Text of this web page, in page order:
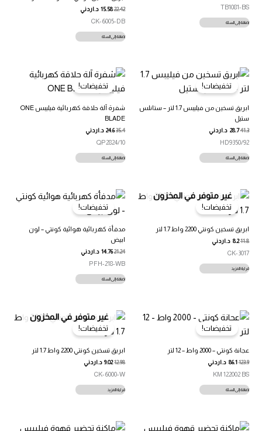
TB1081-BS
إضافة إلى السلة
22.42
15.58 د.اردني
CK-6005-DB
إضافة إلى السلة
تخفيضات!
ابريق تسخين من فيليبس 1.7 لتر – ستانلس
ستيل
41.3
28.7 د.اردني
HD9350/92
إضافة إلى السلة
تخفيضات!
شفرة آلة حلاقة كهربائية فيليبس ONE
BLADE
35.4
24.6 د.اردني
QP2824/10
إضافة إلى السلة
غير متوفر في المخزون
تخفيضات!
ابريق تسخين كونتي 2200 واط 1.7 لتر
11.8
8.2 د.اردني
CK-3017
قراءة المزيد
تخفيضات!
مدفأة كهربائية هوائية كونتي – لون
ابيض
21.24
14.76 د.اردني
PFH-218-WB
إضافة إلى السلة
تخفيضات!
عجانة كونتي – 2000 واط – 12 لتر
123.9
86.1 د.اردني
KM 122002 BS
إضافة إلى السلة
غير متوفر في المخزون
تخفيضات!
ابريق تسخين كونتي 2200 واط 1.7 لتر
12.98
9.02 د.اردني
CK-6000-W
قراءة المزيد